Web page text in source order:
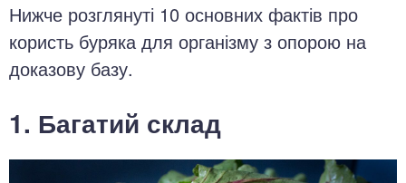
Нижче розглянуті 10 основних фактів про
користь буряка для організму з опорою на
доказову базу.
1. Багатий склад